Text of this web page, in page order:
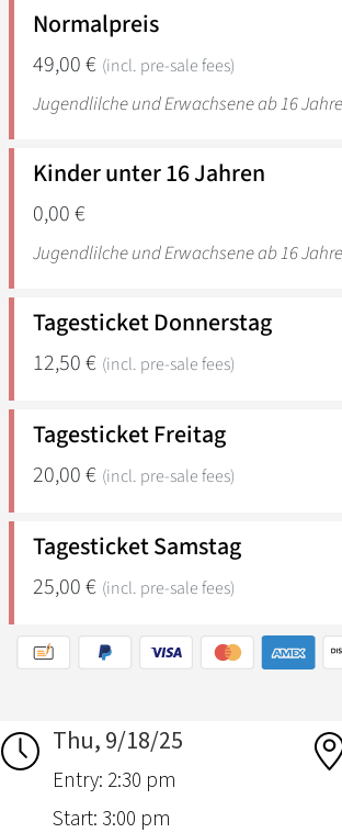
Thu, 9/18/25
Entry: 2:30 pm
Start: 3:00 pm